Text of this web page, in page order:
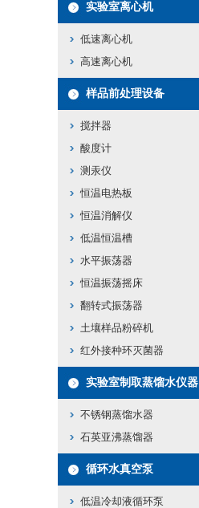
实验室离心机
低速离心机
高速离心机
样品前处理设备
搅拌器
酸度计
测汞仪
恒温电热板
恒温消解仪
低温恒温槽
水平振荡器
恒温振荡摇床
翻转式振荡器
土壤样品粉碎机
红外接种环灭菌器
实验室制取蒸馏水仪器
不锈钢蒸馏水器
石英亚沸蒸馏器
循环水真空泵
低温冷却液循环泵